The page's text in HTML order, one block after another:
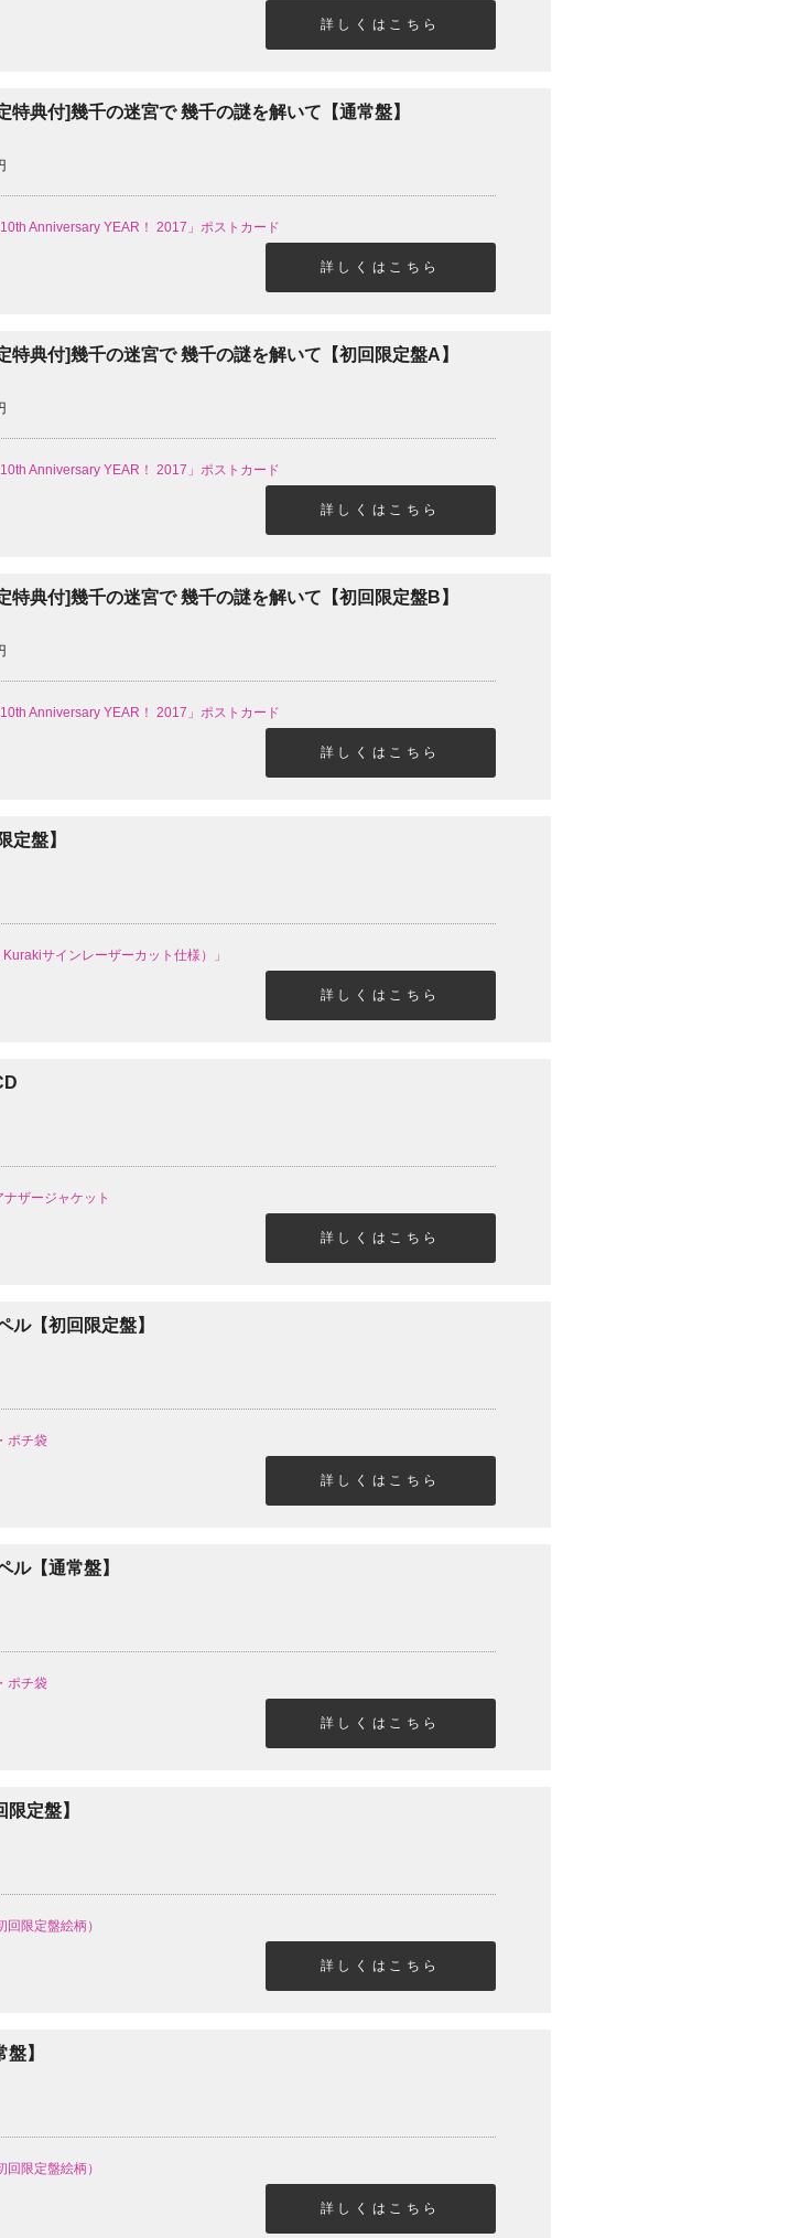
詳しくはこちら
典付]幾千の迷宮で 幾千の謎を解いて【通常盤】
Anniversary YEAR！ 2017」ポストカード
詳しくはこちら
典付]幾千の迷宮で 幾千の謎を解いて【初回限定盤A】
Anniversary YEAR！ 2017」ポストカード
詳しくはこちら
典付]幾千の迷宮で 幾千の謎を解いて【初回限定盤B】
Anniversary YEAR！ 2017」ポストカード
詳しくはこちら
定盤】
サインレーザーカット仕様）」
詳しくはこちら
ナザージャケット
詳しくはこちら
ル【初回限定盤】
ポチ袋
詳しくはこちら
ル【通常盤】
ポチ袋
詳しくはこちら
定盤】
回限定盤絵柄）
詳しくはこちら
】
回限定盤絵柄）
詳しくはこちら